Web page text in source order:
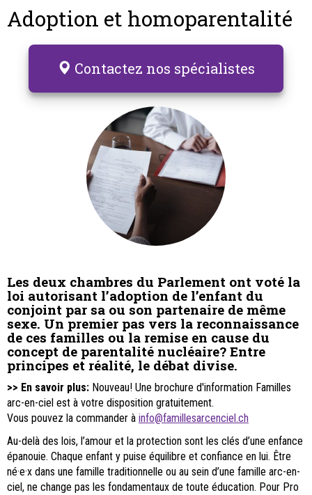
Adoption et homoparentalité
Contactez nos spécialistes
Les deux chambres du Parlement ont voté la
loi autorisant l’adoption de l’enfant du
conjoint par sa ou son partenaire de même
sexe. Un premier pas vers la reconnaissance
de ces familles ou la remise en cause du
concept de parentalité nucléaire? Entre
principes et réalité, le débat divise.
>> En savoir plus: Nouveau! Une brochure d'information Familles
arc-en-ciel est à votre disposition gratuitement.
Vous pouvez la commander à info@famillesarcenciel.ch
Au-delà des lois, l’amour et la protection sont les clés d’une enfance
épanouie. Chaque enfant y puise équilibre et confiance en lui. Être
né·e·x dans une famille traditionnelle ou au sein d’une famille arc-en-
ciel, ne change pas les fondamentaux de toute éducation. Pour Pro